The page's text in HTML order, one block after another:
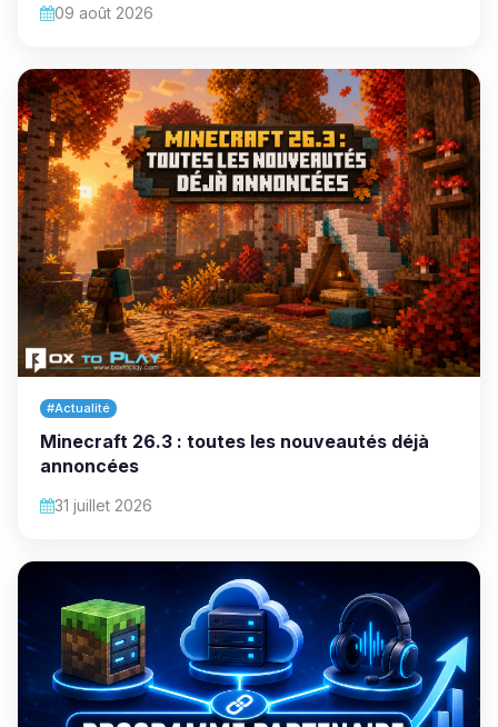
09 août 2026
#Actualité
Minecraft 26.3 : toutes les nouveautés déjà
annoncées
31 juillet 2026